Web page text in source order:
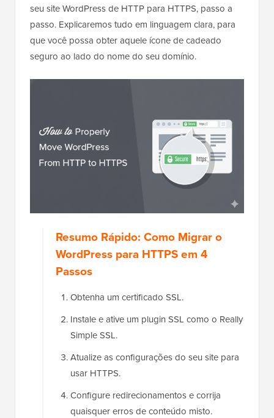
seu site WordPress de HTTP para HTTPS, passo a
passo. Explicaremos tudo em linguagem clara, para
que você possa obter aquele ícone de cadeado
seguro ao lado do nome do seu domínio.
Resumo Rápido: Como Migrar o
WordPress para HTTPS em 4
Passos
Obtenha um certificado SSL.
Instale e ative um plugin SSL como o Really
Simple SSL.
Atualize as configurações do seu site para
usar HTTPS.
Configure redirecionamentos e corrija
quaisquer erros de conteúdo misto.